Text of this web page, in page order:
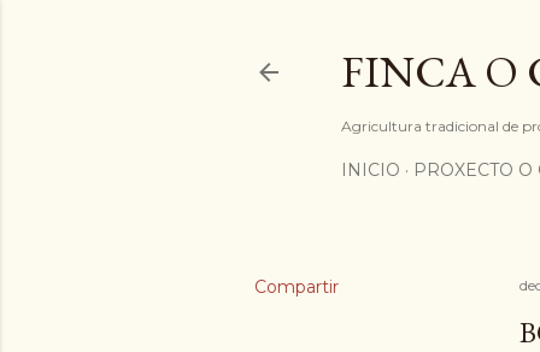
FINCA O
Agricultura tradicional de
INICIO PROXECTO O
Compartir